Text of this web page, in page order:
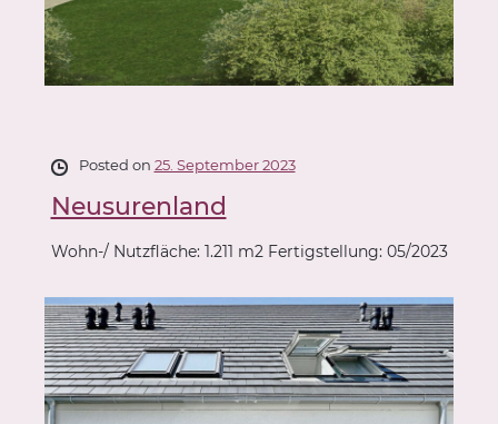
Neusurenland
Posted on 25. September 2023
Wohn-/ Nutzfläche: 1.211 m2 Fertigstellung: 05/2023